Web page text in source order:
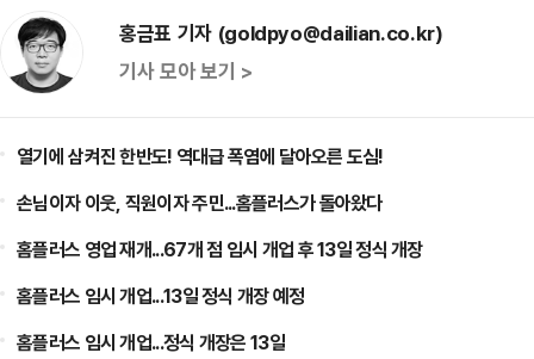
홍금표 기자 (goldpyo@dailian.co.kr)
기사 모아 보기 >
열기에 삼켜진 한반도! 역대급 폭염에 달아오른 도심!
손님이자 이웃, 직원이자 주민...홈플러스가 돌아왔다
홈플러스 영업 재개...67개 점 임시 개업 후 13일 정식 개장
홈플러스 임시 개업...13일 정식 개장 예정
홈플러스 임시 개업...정식 개장은 13일